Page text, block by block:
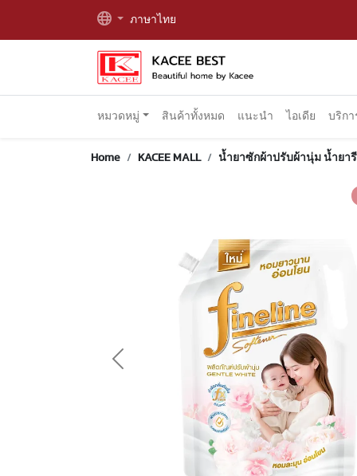
ภาษาไทย
หมวดหมู่ สินค้าทั้งหมด แนะนำ ไอเดีย บริก
Home KACEE MALL น้ำยาซักผ้าปรับผ้านุ่ม น้ำยา
Previous